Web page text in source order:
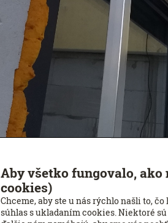
Aby všetko fungovalo, ako
cookies)
Chceme, aby ste u nás rýchlo našli to,
súhlas s ukladaním cookies. Niektoré